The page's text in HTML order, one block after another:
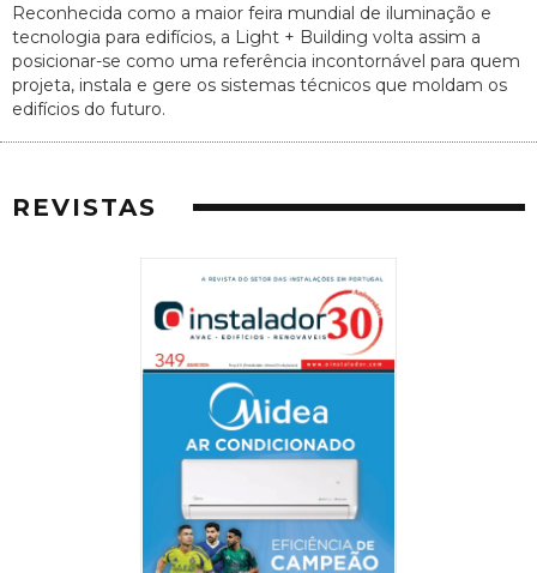
Reconhecida como a maior feira mundial de iluminação e
tecnologia para edifícios, a Light + Building volta assim a
posicionar-se como uma referência incontornável para quem
projeta, instala e gere os sistemas técnicos que moldam os
edifícios do futuro.
REVISTAS